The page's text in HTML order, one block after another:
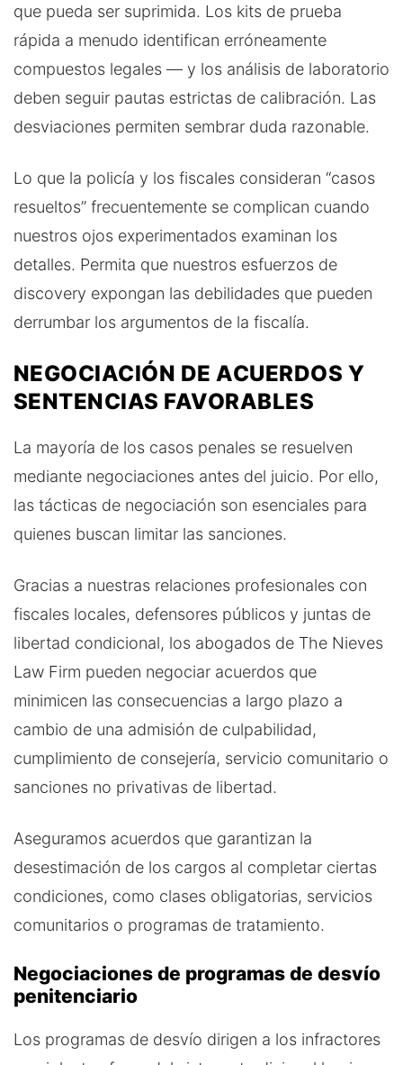
que pueda ser suprimida. Los kits de prueba
rápida a menudo identifican erróneamente
compuestos legales — y los análisis de laboratorio
deben seguir pautas estrictas de calibración. Las
desviaciones permiten sembrar duda razonable.
Lo que la policía y los fiscales consideran “casos
resueltos” frecuentemente se complican cuando
nuestros ojos experimentados examinan los
detalles. Permita que nuestros esfuerzos de
discovery expongan las debilidades que pueden
derrumbar los argumentos de la fiscalía.
NEGOCIACIÓN DE ACUERDOS Y
SENTENCIAS FAVORABLES
La mayoría de los casos penales se resuelven
mediante negociaciones antes del juicio. Por ello,
las tácticas de negociación son esenciales para
quienes buscan limitar las sanciones.
Gracias a nuestras relaciones profesionales con
fiscales locales, defensores públicos y juntas de
libertad condicional, los abogados de The Nieves
Law Firm pueden negociar acuerdos que
minimicen las consecuencias a largo plazo a
cambio de una admisión de culpabilidad,
cumplimiento de consejería, servicio comunitario o
sanciones no privativas de libertad.
Aseguramos acuerdos que garantizan la
desestimación de los cargos al completar ciertas
condiciones, como clases obligatorias, servicios
comunitarios o programas de tratamiento.
Negociaciones de programas de desvío
penitenciario
Los programas de desvío dirigen a los infractores